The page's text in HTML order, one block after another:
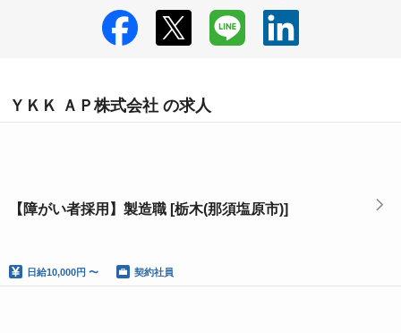
ＹＫＫ ＡＰ株式会社 の求人
【障がい者採用】製造職 [栃木(那須塩原市)]
日給10,000円 〜 契約社員